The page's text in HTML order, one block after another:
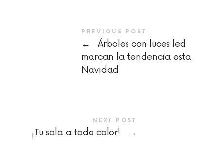
PREVIOUS POST
←
Árboles con luces led
marcan la tendencia esta
Navidad
NEXT POST
¡Tu sala a todo color! →